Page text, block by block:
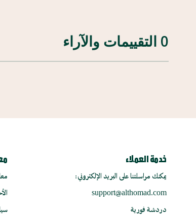
0 التقييمات والآراء
خدمة العملاء
يمكنك مراسلتنا على البريد الإلكتروني:
support@althomad.com
دردشة فورية